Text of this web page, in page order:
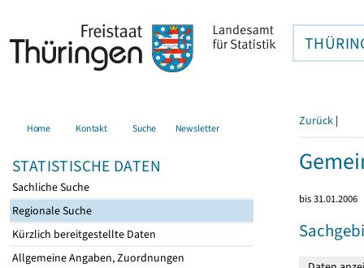
Home Kontakt Suche Newsletter
STATISTISCHE DATEN
Sachliche Suche
Regionale Suche
Kürzlich bereitgestellte Daten
Allgemeine Angaben, Zuordnungen
Zurück |
bis 31.01.2006